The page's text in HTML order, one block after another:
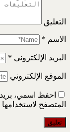
التعليق
الاسم *
البريد الإلكتروني *
الموقع الإلكتروني
احفظ اسمي،
المتصفح